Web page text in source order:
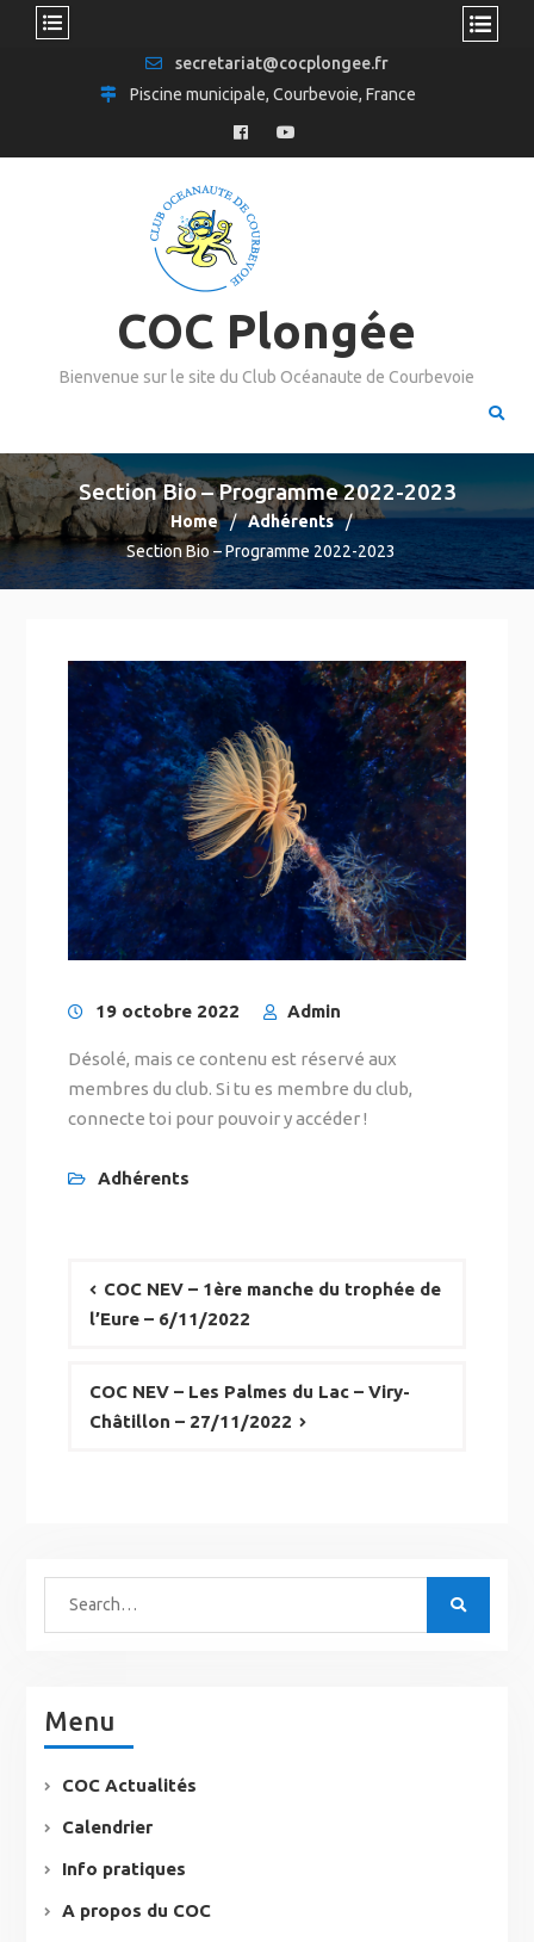
secretariat@cocplongee.fr
Piscine municipale, Courbevoie, France
COC Plongée
Bienvenue sur le site du Club Océanaute de Courbevoie
Section Bio – Programme 2022-2023
Home
Adhérents
Section Bio – Programme 2022-2023
19 octobre 2022 Admin
Désolé, mais ce contenu est réservé aux
membres du club. Si tu es membre du club,
connecte toi pour pouvoir y accéder !
Adhérents
COC NEV – 1ère manche du trophée de
l’Eure – 6/11/2022
COC NEV – Les Palmes du Lac – Viry-
Châtillon – 27/11/2022
Menu
COC Actualités
Calendrier
Info pratiques
A propos du COC